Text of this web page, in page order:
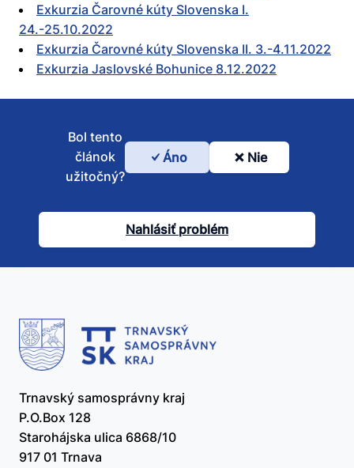
Exkurzia Čarovné kúty Slovenska I.
24.-25.10.2022
Exkurzia Čarovné kúty Slovenska II. 3.-4.11.2022
Exkurzia Jaslovské Bohunice 8.12.2022
Bol
článok
užitočný?
Bol tento
článok
užitočný?
Áno Nie
Nahlásiť problém
Trnavský samosprávny kraj
P.O.Box 128
Starohájska ulica 6868/10
917 01 Trnava